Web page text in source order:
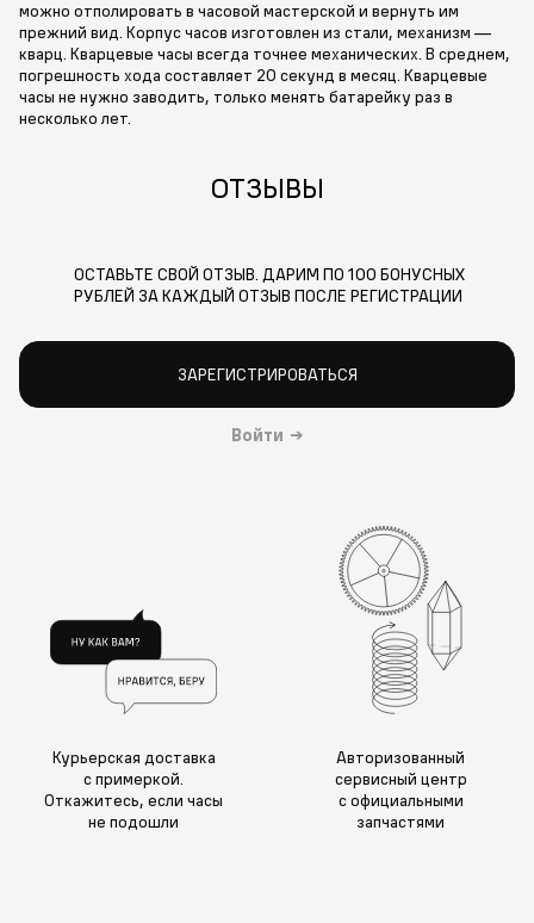
можно отполировать в часовой мастерской и вернуть им
прежний вид. Корпус часов изготовлен из стали, механизм —
кварц. Кварцевые часы всегда точнее механических. В среднем,
погрешность хода составляет 20 секунд в месяц. Кварцевые
часы не нужно заводить, только менять батарейку раз в
несколько лет.
ОТЗЫВЫ
ОСТАВЬТЕ СВОЙ ОТЗЫВ. ДАРИМ ПО 100 БОНУСНЫХ
РУБЛЕЙ ЗА КАЖДЫЙ ОТЗЫВ ПОСЛЕ РЕГИСТРАЦИИ
ЗАРЕГИСТРИРОВАТЬСЯ
Войти →
Курьерская доставка
с примеркой.
Откажитесь, если часы
не подошли
Авторизованный
сервисный центр
с официальными
запчастями